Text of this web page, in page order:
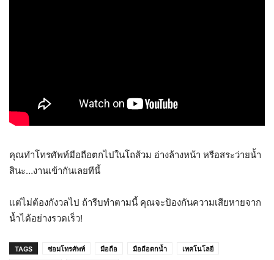
คุณทำโทรศัพท์มือถือตกไปในโถส้วม อ่างล้างหน้า หรือสระว่ายน้ำ
สินะ…งานเข้ากันเลยทีนี้
แต่ไม่ต้องกังวลไป ถ้ารีบทำตามนี้ คุณจะป้องกันความเสียหายจาก
น้ำได้อย่างรวดเร็ว!
TAGS ซ่อมโทรศัพท์ มือถือ มือถือตกน้ำ
เทคโนโลยี